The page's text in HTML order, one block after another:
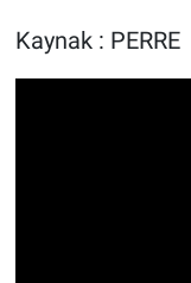
Kaynak : PERRE